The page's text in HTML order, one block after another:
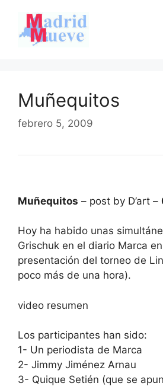
contenido
Muñequitos
febrero 5, 2009
Muñequitos – post by D’art –
Hoy ha habido unas
Grischuk en el diario Marca
presentación del torneo de
poco más de una hora).
video resumen
Los participantes han sido:
1- Un periodista de Marca
2- Jimmy Jiménez Arnau
3- Quique Setién (que se